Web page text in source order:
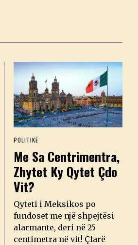
POLITIKË
Me Sa Centrimentra,
Zhytet Ky Qytet Çdo
Vit?
Qyteti i Meksikos po
fundoset me një shpejtësi
alarmante, deri në 25
centimetra në vit! Çfarë